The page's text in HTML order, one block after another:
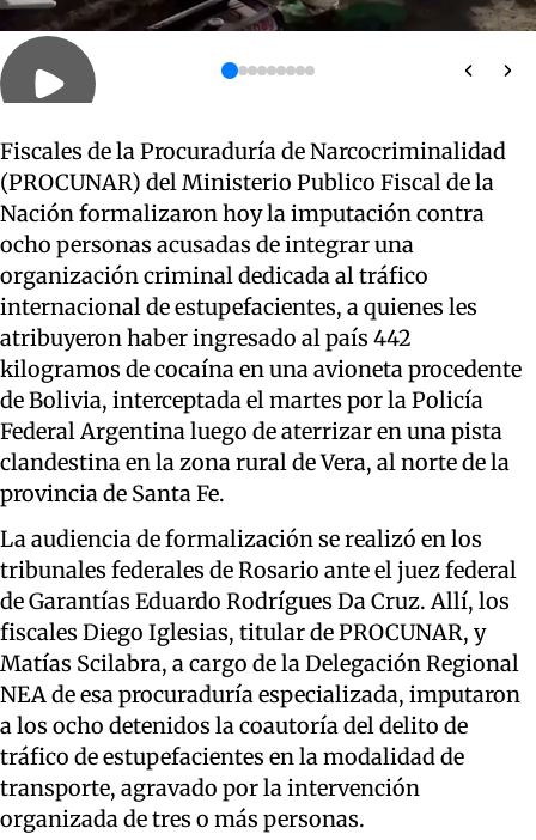
Fiscales de la Procuraduría de Narcocriminalidad
(PROCUNAR) del Ministerio Publico Fiscal de la
Nación formalizaron hoy la imputación contra
ocho personas acusadas de integrar una
organización criminal dedicada al tráfico
internacional de estupefacientes, a quienes les
atribuyeron haber ingresado al país 442
kilogramos de cocaína en una avioneta procedente
de Bolivia, interceptada el martes por la Policía
Federal Argentina luego de aterrizar en una pista
clandestina en la zona rural de Vera, al norte de la
provincia de Santa Fe.
La audiencia de formalización se realizó en los
tribunales federales de Rosario ante el juez federal
de Garantías Eduardo Rodrígues Da Cruz. Allí, los
fiscales Diego Iglesias, titular de PROCUNAR, y
Matías Scilabra, a cargo de la Delegación Regional
NEA de esa procuraduría especializada, imputaron
a los ocho detenidos la coautoría del delito de
tráfico de estupefacientes en la modalidad de
transporte, agravado por la intervención
organizada de tres o más personas.